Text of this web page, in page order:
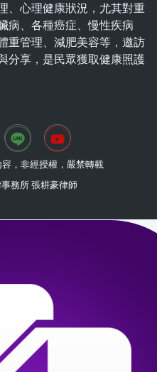
、心理健康狀況，尤其對重
病、各種癌症、慢性疾病
重管理、減肥美容等，邀訪
分享，是民眾獲取健康照護
，非經授權，嚴禁轉載
務所 張耕豪律師